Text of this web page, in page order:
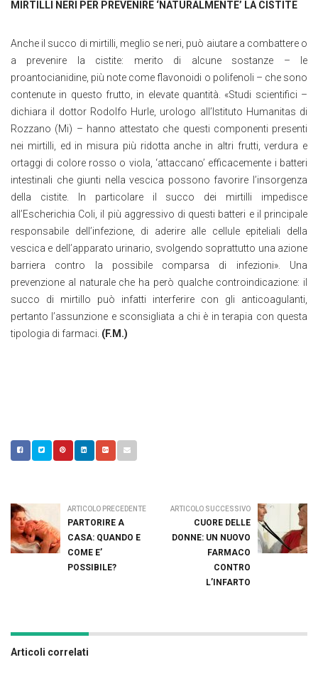
MIRTILLI NERI PER PREVENIRE ‘NATURALMENTE’ LA CISTITE
Anche il succo di mirtilli, meglio se neri, può aiutare a combattere o
a prevenire la cistite: merito di alcune sostanze – le
proantocianidine, più note come flavonoidi o polifenoli – che sono
contenute in questo frutto, in elevate quantità. «Studi scientifici –
dichiara il dottor Rodolfo Hurle, urologo all’Istituto Humanitas di
Rozzano (Mi) – hanno attestato che questi componenti presenti
nei mirtilli, ed in misura più ridotta anche in altri frutti, verdura e
ortaggi di colore rosso o viola, ‘attaccano’ efficacemente i batteri
intestinali che giunti nella vescica possono favorire l’insorgenza
della cistite. In particolare il succo dei mirtilli impedisce
all’Escherichia Coli, il più aggressivo di questi batteri e il principale
responsabile dell’infezione, di aderire alle cellule epiteliali della
vescica e dell’apparato urinario, svolgendo soprattutto una azione
barriera contro la possibile comparsa di infezioni». Una
prevenzione al naturale che ha però qualche controindicazione: il
succo di mirtillo può infatti interferire con gli anticoagulanti,
pertanto l’assunzione e sconsigliata a chi è in terapia con questa
tipologia di farmaci. (F.M.)
ARTICOLO PRECEDENTE
PARTORIRE A
CASA: QUANDO E
COME E’
POSSIBILE?
ARTICOLO SUCCESSIVO
CUORE DELLE
DONNE: UN NUOVO
FARMACO
CONTRO
L’INFARTO
Articoli correlati